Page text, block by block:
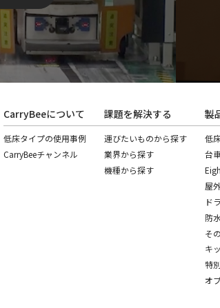
CarryBeeについて
低床タイプの使用事例
CarryBeeチャンネル
課題を解決する
運びたいものから探す
業界から探す
機種から探す
製
低
台
屋
ド
防
そ
キ
特
オ